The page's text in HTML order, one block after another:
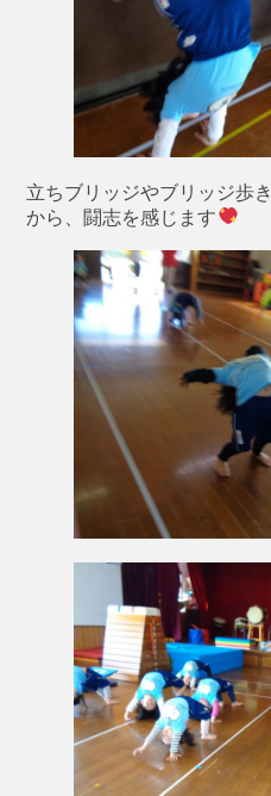
立ちブリッジやブリッジ歩き
から、闘志を感じます